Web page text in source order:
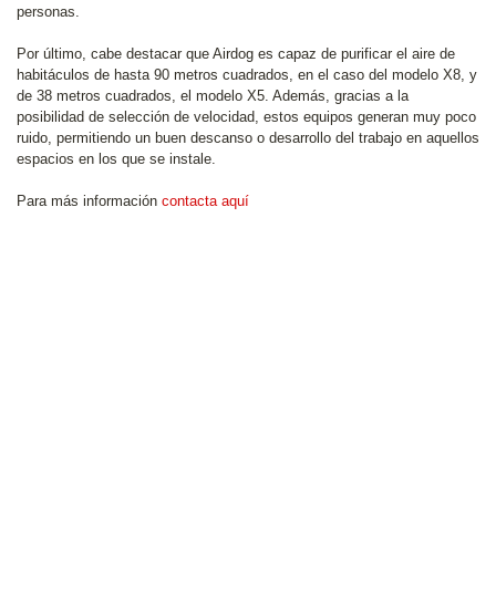
personas.
Por último, cabe destacar que Airdog es capaz de purificar el aire de
habitáculos de hasta 90 metros cuadrados, en el caso del modelo X8, y
de 38 metros cuadrados, el modelo X5. Además, gracias a la
posibilidad de selección de velocidad, estos equipos generan muy poco
ruido, permitiendo un buen descanso o desarrollo del trabajo en aquellos
espacios en los que se instale.
Para más información contacta aquí